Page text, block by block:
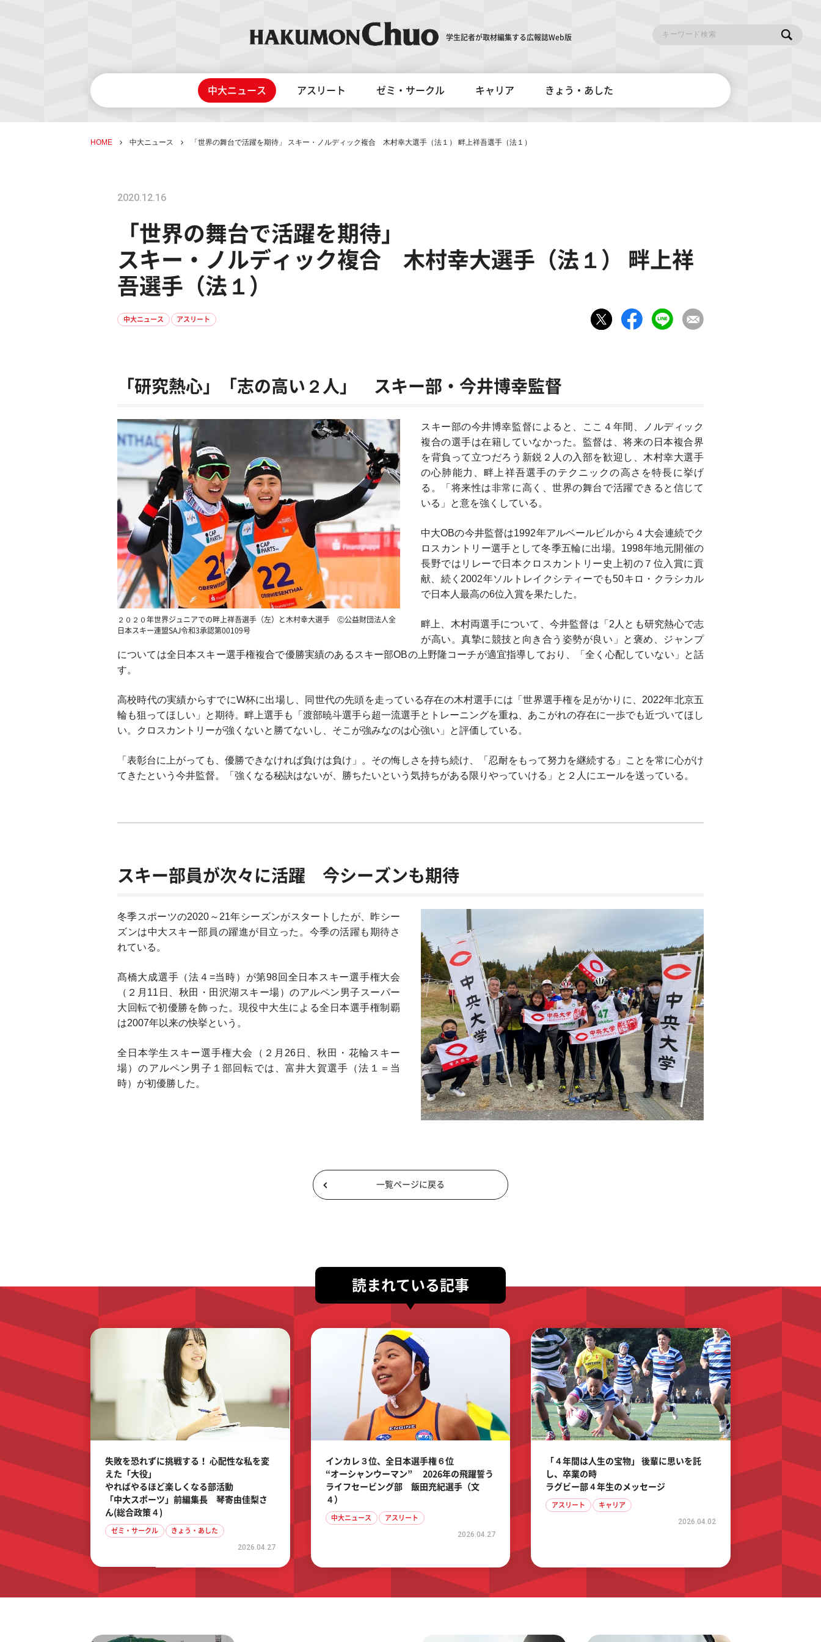
学生記者が取材編集する広報誌Web版
中大ニュース アスリート ゼミ・サークル キャリア きょう・あした
HOME 中大ニュース 「世界の舞台で活躍を期待」 スキー・ノルディック複合 木村幸大選手（法１） 畔上祥吾選手（法１）
2020.12.16
「世界の舞台で活躍を期待」
スキー・ノルディック複合 木村幸大選手（法１） 畔上祥
吾選手（法１）
中大ニュース アスリート
「研究熱心」「志の高い２人」 スキー部・今井博幸監督
２０２０年世界ジュニアでの畔上祥吾選手（左）と木村幸大選手 Ⓒ公益財団法人全
日本スキー連盟SAJ令和3承認第00109号
スキー部の今井博幸監督によると、ここ４年間、ノルディック
複合の選手は在籍していなかった。監督は、将来の日本複合界
を背負って立つだろう新鋭２人の入部を歓迎し、木村幸大選手
の心肺能力、畔上祥吾選手のテクニックの高さを特長に挙げ
る。「将来性は非常に高く、世界の舞台で活躍できると信じて
いる」と意を強くしている。
中大OBの今井監督は1992年アルベールビルから４大会連続でク
ロスカントリー選手として冬季五輪に出場。1998年地元開催の
長野ではリレーで日本クロスカントリー史上初の７位入賞に貢
献、続く2002年ソルトレイクシティーでも50キロ・クラシカル
で日本人最高の6位入賞を果たした。
畔上、木村両選手について、今井監督は「2人とも研究熱心で志
が高い。真摯に競技と向き合う姿勢が良い」と褒め、ジャンプ
については全日本スキー選手権複合で優勝実績のあるスキー部OBの上野隆コーチが適宜指導しており、「全く心配していない」と話
す。
高校時代の実績からすでにW杯に出場し、同世代の先頭を走っている存在の木村選手には「世界選手権を足がかりに、2022年北京五
輪も狙ってほしい」と期待。畔上選手も「渡部暁斗選手ら超一流選手とトレーニングを重ね、あこがれの存在に一歩でも近づいてほし
い。クロスカントリーが強くないと勝てないし、そこが強みなのは心強い」と評価している。
「表彰台に上がっても、優勝できなければ負けは負け」。その悔しさを持ち続け、「忍耐をもって努力を継続する」ことを常に心がけ
てきたという今井監督。「強くなる秘訣はないが、勝ちたいという気持ちがある限りやっていける」と２人にエールを送っている。
スキー部員が次々に活躍 今シーズンも期待
冬季スポーツの2020～21年シーズンがスタートしたが、昨シー
ズンは中大スキー部員の躍進が目立った。今季の活躍も期待さ
れている。
髙橋大成選手（法４=当時）が第98回全日本スキー選手権大会
（２月11日、秋田・田沢湖スキー場）のアルペン男子スーパー
大回転で初優勝を飾った。現役中大生による全日本選手権制覇
は2007年以来の快挙という。
全日本学生スキー選手権大会（２月26日、秋田・花輪スキー
場）のアルペン男子１部回転では、富井大賀選手（法１＝当
時）が初優勝した。
一覧ページに戻る
読まれている記事
失敗を恐れずに挑戦する！ 心配性な私を変
えた「大役」
やればやるほど楽しくなる部活動
「中大スポーツ」前編集長 琴寄由佳梨さ
ん(総合政策４)
ゼミ・サークル きょう・あした
2026.04.27
インカレ３位、全日本選手権６位
“オーシャンウーマン” 2026年の飛躍誓う
ライフセービング部 飯田充紀選手（文
４）
中大ニュース アスリート
2026.04.27
「４年間は人生の宝物」 後輩に思いを託
し、卒業の時
ラグビー部４年生のメッセージ
アスリート キャリア
2026.04.02